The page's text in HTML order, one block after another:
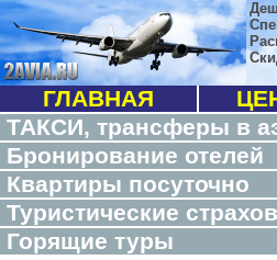
ГЛАВНАЯ
ТАКСИ, трансферы в
Бронирование отелей
Квартиры посуточно
Туристические
Горящие туры